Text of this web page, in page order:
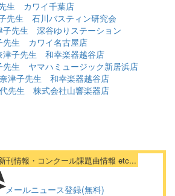
生 カワイ千葉店
生 石川バスティン研究会
先生 深谷ゆりステーション
生 カワイ名古屋店
子先生 和幸楽器越谷店
生 ヤマハミュージック新居浜店
子先生 和幸楽器越谷店
生 株式会社山響楽器店
刊情報・コンクール課題曲情報 etc...
メールニュース登録(無料)